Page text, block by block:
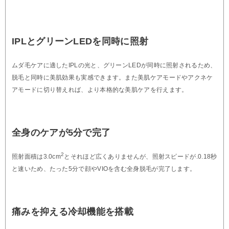
IPLとグリーンLEDを同時に照射
ムダ毛ケアに適したIPLの光と、グリーンLEDが同時に照射されるため、
脱毛と同時に美肌効果も実感できます。また美肌ケアモードやアクネケ
アモードに切り替えれば、より本格的な美肌ケアを行えます。
全身のケアが5分で完了
照射面積は3.0cm2 とそれほど広くありませんが、照射スピードが.0.18秒
と速いため、たった5分で顔やVIOを含む全身脱毛が完了します。
痛みを抑える冷却機能を搭載